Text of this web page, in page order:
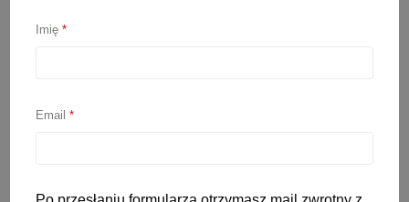
niemowlę nie chce pić
5 stycznia 2023
Imię*
Email*